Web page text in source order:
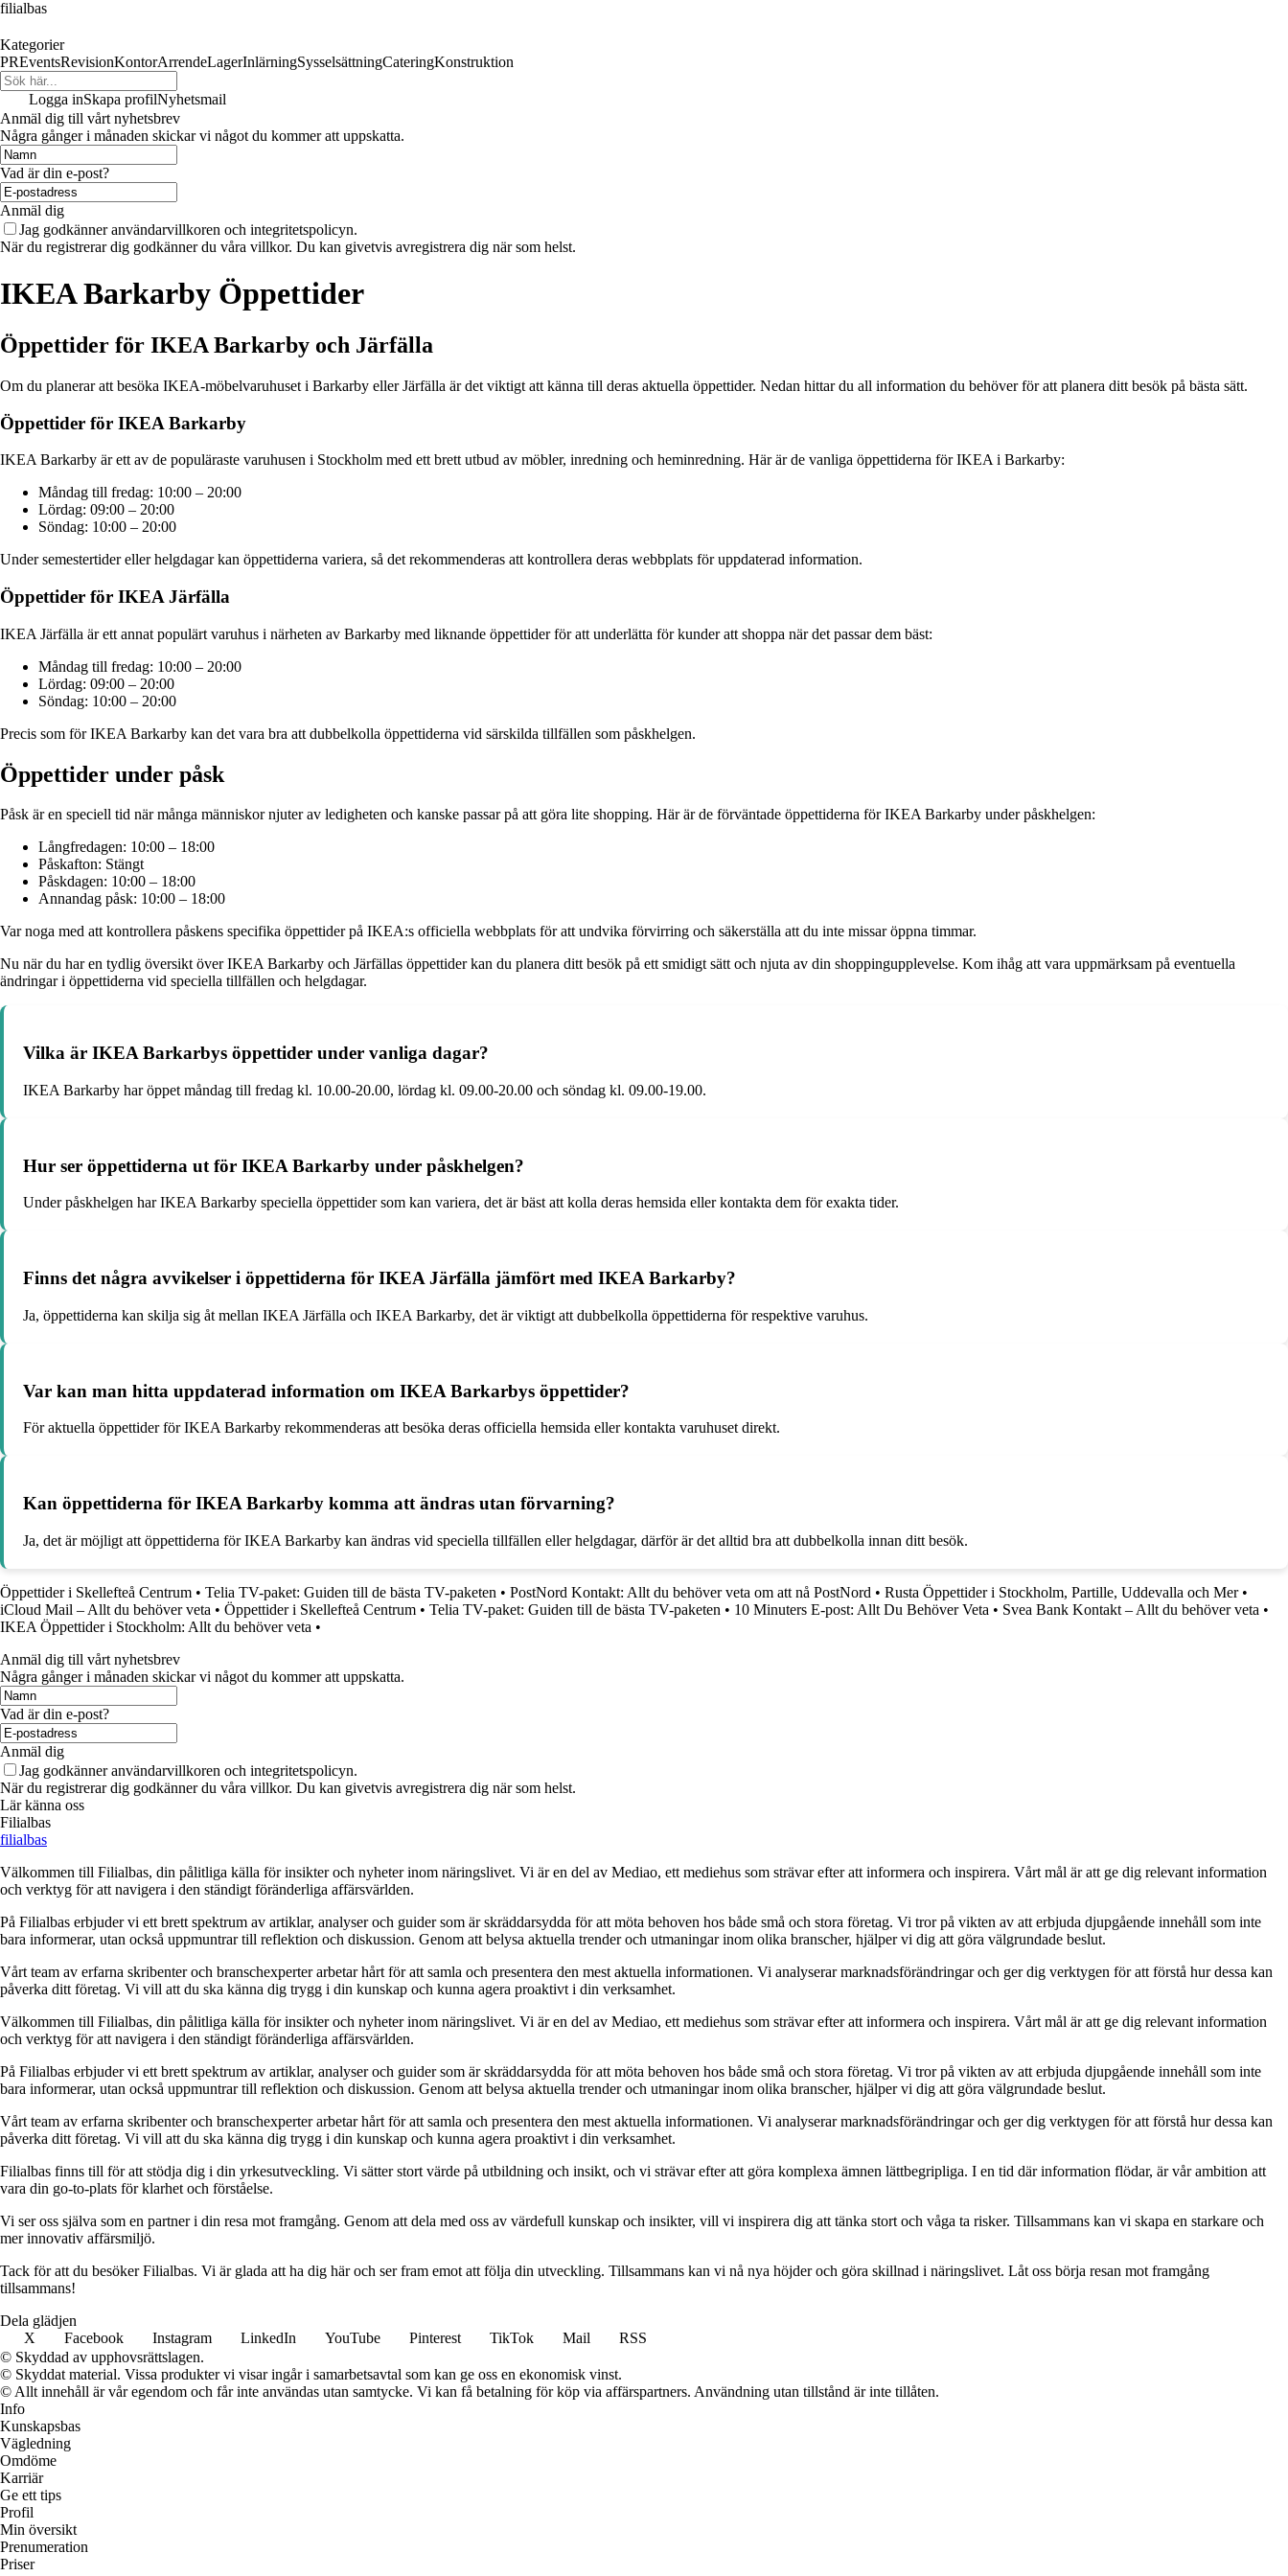
filialbas
Kategorier
PREventsRevisionKontorArrendeLagerInlärningSysselsättningCateringKonstruktion
Logga inSkapa profilNyhetsmail
Anmäl dig till vårt nyhetsbrev
Några gånger i månaden skickar vi något du kommer att uppskatta.
Vad är din e-post?
Anmäl dig
Jag godkänner användarvillkoren och integritetspolicyn.
När du registrerar dig godkänner du våra villkor. Du kan givetvis avregistrera dig när som helst.
IKEA Barkarby Öppettider
Öppettider för IKEA Barkarby och Järfälla
Om du planerar att besöka IKEA-möbelvaruhuset i Barkarby eller Järfälla är det viktigt att känna till deras aktuella öppettider. Nedan hittar du all information du behöver för att planera ditt besök på bästa sätt.
Öppettider för IKEA Barkarby
IKEA Barkarby är ett av de populäraste varuhusen i Stockholm med ett brett utbud av möbler, inredning och heminredning. Här är de vanliga öppettiderna för IKEA i Barkarby:
Måndag till fredag: 10:00 – 20:00
Lördag: 09:00 – 20:00
Söndag: 10:00 – 20:00
Under semestertider eller helgdagar kan öppettiderna variera, så det rekommenderas att kontrollera deras webbplats för uppdaterad information.
Öppettider för IKEA Järfälla
IKEA Järfälla är ett annat populärt varuhus i närheten av Barkarby med liknande öppettider för att underlätta för kunder att shoppa när det passar dem bäst:
Måndag till fredag: 10:00 – 20:00
Lördag: 09:00 – 20:00
Söndag: 10:00 – 20:00
Precis som för IKEA Barkarby kan det vara bra att dubbelkolla öppettiderna vid särskilda tillfällen som påskhelgen.
Öppettider under påsk
Påsk är en speciell tid när många människor njuter av ledigheten och kanske passar på att göra lite shopping. Här är de förväntade öppettiderna för IKEA Barkarby under påskhelgen:
Långfredagen: 10:00 – 18:00
Påskafton: Stängt
Påskdagen: 10:00 – 18:00
Annandag påsk: 10:00 – 18:00
Var noga med att kontrollera påskens specifika öppettider på IKEA:s officiella webbplats för att undvika förvirring och säkerställa att du inte missar öppna timmar.
Nu när du har en tydlig översikt över IKEA Barkarby och Järfällas öppettider kan du planera ditt besök på ett smidigt sätt och njuta av din shoppingupplevelse. Kom ihåg att vara uppmärksam på eventuella
ändringar i öppettiderna vid speciella tillfällen och helgdagar.
Vilka är IKEA Barkarbys öppettider under vanliga dagar?
IKEA Barkarby har öppet måndag till fredag kl. 10.00-20.00, lördag kl. 09.00-20.00 och söndag kl. 09.00-19.00.
Hur ser öppettiderna ut för IKEA Barkarby under påskhelgen?
Under påskhelgen har IKEA Barkarby speciella öppettider som kan variera, det är bäst att kolla deras hemsida eller kontakta dem för exakta tider.
Finns det några avvikelser i öppettiderna för IKEA Järfälla jämfört med IKEA Barkarby?
Ja, öppettiderna kan skilja sig åt mellan IKEA Järfälla och IKEA Barkarby, det är viktigt att dubbelkolla öppettiderna för respektive varuhus.
Var kan man hitta uppdaterad information om IKEA Barkarbys öppettider?
För aktuella öppettider för IKEA Barkarby rekommenderas att besöka deras officiella hemsida eller kontakta varuhuset direkt.
Kan öppettiderna för IKEA Barkarby komma att ändras utan förvarning?
Ja, det är möjligt att öppettiderna för IKEA Barkarby kan ändras vid speciella tillfällen eller helgdagar, därför är det alltid bra att dubbelkolla innan ditt besök.
Öppettider i Skellefteå Centrum • Telia TV-paket: Guiden till de bästa TV-paketen • PostNord Kontakt: Allt du behöver veta om att nå PostNord • Rusta Öppettider i Stockholm, Partille, Uddevalla och Mer•
iCloud Mail – Allt du behöver veta • Öppettider i Skellefteå Centrum • Telia TV-paket: Guiden till de bästa TV-paketen • 10 Minuters E-post: Allt Du Behöver Veta • Svea Bank Kontakt – Allt du behöver veta •
IKEA Öppettider i Stockholm: Allt du behöver veta •
Anmäl dig till vårt nyhetsbrev
Några gånger i månaden skickar vi något du kommer att uppskatta.
Vad är din e-post?
Anmäl dig
Jag godkänner användarvillkoren och integritetspolicyn.
När du registrerar dig godkänner du våra villkor. Du kan givetvis avregistrera dig när som helst.
Lär känna oss
Filialbas
filialbas
Välkommen till Filialbas, din pålitliga källa för insikter och nyheter inom näringslivet. Vi är en del av Mediao, ett mediehus som strävar efter att informera och inspirera. Vårt mål är att ge dig relevant information
och verktyg för att navigera i den ständigt föränderliga affärsvärlden.
På Filialbas erbjuder vi ett brett spektrum av artiklar, analyser och guider som är skräddarsydda för att möta behoven hos både små och stora företag. Vi tror på vikten av att erbjuda djupgående innehåll som inte
bara informerar, utan också uppmuntrar till reflektion och diskussion. Genom att belysa aktuella trender och utmaningar inom olika branscher, hjälper vi dig att göra välgrundade beslut.
Vårt team av erfarna skribenter och branschexperter arbetar hårt för att samla och presentera den mest aktuella informationen. Vi analyserar marknadsförändringar och ger dig verktygen för att förstå hur dessa kan
påverka ditt företag. Vi vill att du ska känna dig trygg i din kunskap och kunna agera proaktivt i din verksamhet.
Välkommen till Filialbas, din pålitliga källa för insikter och nyheter inom näringslivet. Vi är en del av Mediao, ett mediehus som strävar efter att informera och inspirera. Vårt mål är att ge dig relevant information
och verktyg för att navigera i den ständigt föränderliga affärsvärlden.
På Filialbas erbjuder vi ett brett spektrum av artiklar, analyser och guider som är skräddarsydda för att möta behoven hos både små och stora företag. Vi tror på vikten av att erbjuda djupgående innehåll som inte
bara informerar, utan också uppmuntrar till reflektion och diskussion. Genom att belysa aktuella trender och utmaningar inom olika branscher, hjälper vi dig att göra välgrundade beslut.
Vårt team av erfarna skribenter och branschexperter arbetar hårt för att samla och presentera den mest aktuella informationen. Vi analyserar marknadsförändringar och ger dig verktygen för att förstå hur dessa kan
påverka ditt företag. Vi vill att du ska känna dig trygg i din kunskap och kunna agera proaktivt i din verksamhet.
Filialbas finns till för att stödja dig i din yrkesutveckling. Vi sätter stort värde på utbildning och insikt, och vi strävar efter att göra komplexa ämnen lättbegripliga. I en tid där information flödar, är vår ambition att
vara din go-to-plats för klarhet och förståelse.
Vi ser oss själva som en partner i din resa mot framgång. Genom att dela med oss av värdefull kunskap och insikter, vill vi inspirera dig att tänka stort och våga ta risker. Tillsammans kan vi skapa en starkare och
mer innovativ affärsmiljö.
Tack för att du besöker Filialbas. Vi är glada att ha dig här och ser fram emot att följa din utveckling. Tillsammans kan vi nå nya höjder och göra skillnad i näringslivet. Låt oss börja resan mot framgång
tillsammans!
Dela glädjen
X
Facebook Instagram LinkedIn YouTube Pinterest TikTok Mail
RSS
© Skyddad av upphovsrättslagen.
© Skyddat material. Vissa produkter vi visar ingår i samarbetsavtal som kan ge oss en ekonomisk vinst.
© Allt innehåll är vår egendom och får inte användas utan samtycke. Vi kan få betalning för köp via affärspartners. Användning utan tillstånd är inte tillåten.
Info
Kunskapsbas
Vägledning
Omdöme
Karriär
Ge ett tips
Profil
Min översikt
Prenumeration
Priser